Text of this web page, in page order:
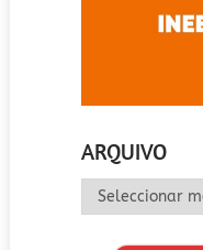
ARQUIVO
Arquivo